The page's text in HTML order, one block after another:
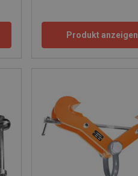
Produkt anzeigen